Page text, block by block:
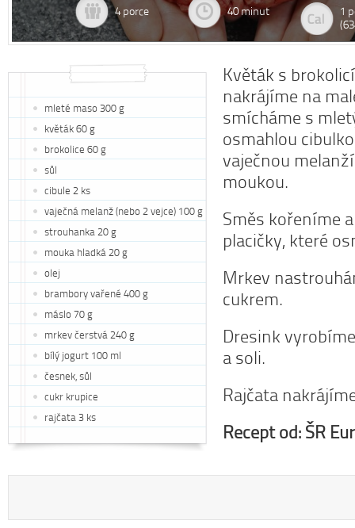
4 porce 40 minut
1
mleté maso 300 g
květák 60 g
brokolice 60 g
sůl
cibule 2 ks
vaječná melanž (nebo 2 vejce) 100 g
strouhanka 20 g
mouka hladká 20 g
olej
brambory vařené 400 g
máslo 70 g
mrkev čerstvá 240 g
bílý jogurt 100 ml
česnek, sůl
cukr krupice
rajčata 3 ks
Květák s
nakrájíme na
smícháme s
osmahlou
vaječnou
moukou.
Směs kořeníme
placičky, které
Mrkev
cukrem.
Dresink
a soli.
Rajčata
Recept od: ŠR